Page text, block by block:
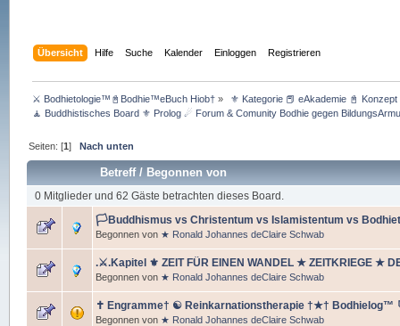
Übersicht Hilfe Suche Kalender Einloggen Registrieren
⚔ Bodhietologie™📓Bodhie™eBuch Hiob† »
⚜ Kategorie 📕 eAkademie 📓
🧘 Buddhistisches Board ⚜ Prolog ☄ Forum & Comunity Bodhie gegen
Seiten: [1]Nach unten
Betreff/ Begonnen von
0 Mitglieder und 62 Gäste betrachten dieses Board.
🏳️Buddhismus vs Christentum vs Islamistentum vs
Begonnen von ★ Ronald Johannes deClaire Schwab
.⚔.Kapitel ⚜ ZEIT FÜR EINEN WANDEL ★ ZEITKRIEGE ★
Begonnen von ★ Ronald Johannes deClaire Schwab
✝️ Engramme† ☯️ Reinkarnationstherapie †★† Bodhielog™
Begonnen von ★ Ronald Johannes deClaire Schwab